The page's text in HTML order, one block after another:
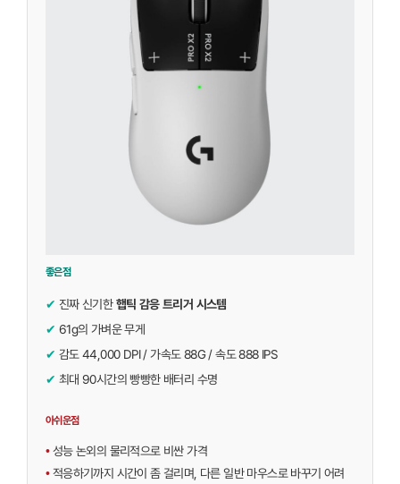
좋은점
✔ 진짜 신기한햅틱 감응 트리거 시스템
✔ 61g의 가벼운 무게
✔ 감도 44,000 DPI / 가속도 88G / 속도 888 IPS
✔ 최대 90시간의 빵빵한 배터리 수명
아쉬운점
•성능 논외의 물리적으로 비싼 가격
•적응하기까지 시간이 좀 걸리며, 다른 일반 마우스로 바꾸기 어려